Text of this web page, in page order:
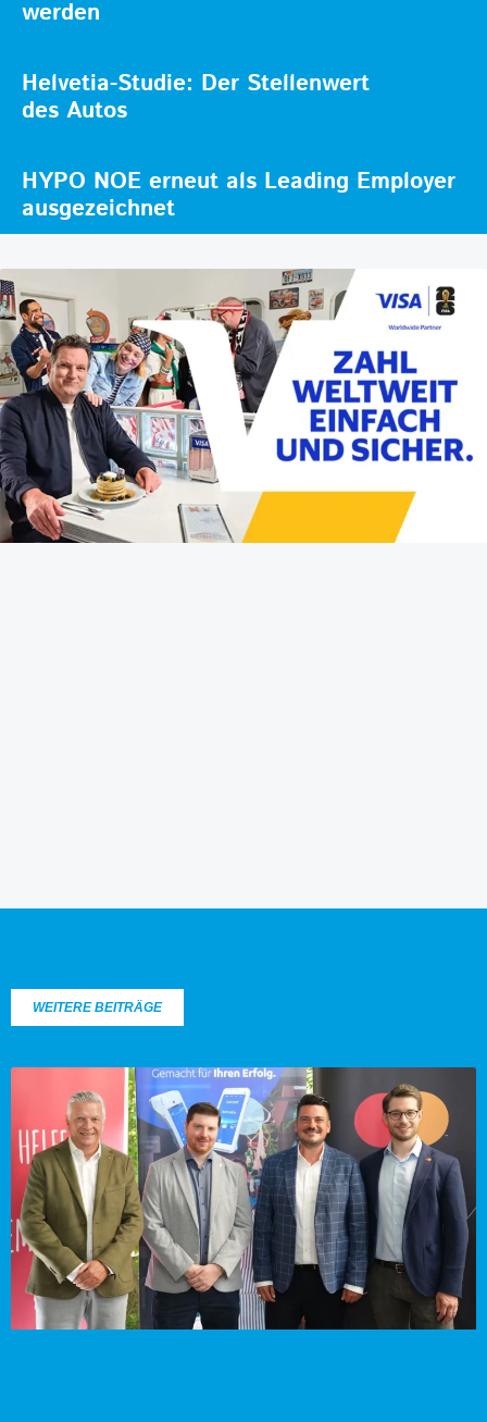
werden
Helvetia-Studie: Der Stellenwert
des Autos
HYPO NOE erneut als Leading Employer
ausgezeichnet
WEITERE BEITRÄGE